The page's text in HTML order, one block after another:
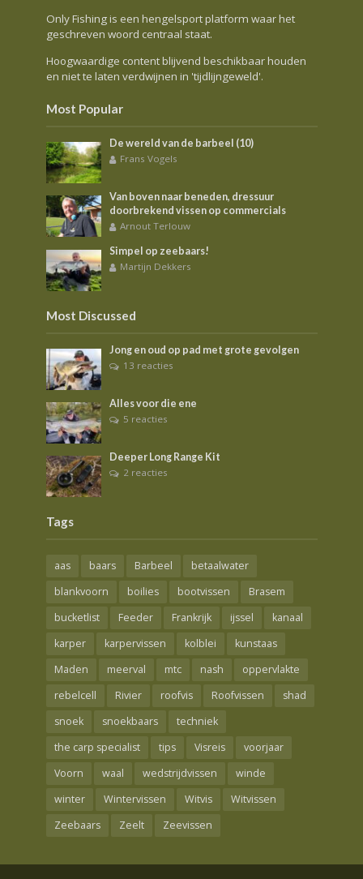
Only Fishing is een hengelsport platform waar het
geschreven woord centraal staat.
Hoogwaardige content blijvend beschikbaar houden
en niet te laten verdwijnen in 'tijdlijngeweld'.
Most Popular
De wereld van de barbeel (10)
Frans Vogels
Van boven naar beneden, dressuur
doorbrekend vissen op commercials
Arnout Terlouw
Simpel op zeebaars!
Martijn Dekkers
Most Discussed
Jong en oud op pad met grote gevolgen
13 reacties
Alles voor die ene
5 reacties
Deeper Long Range Kit
2 reacties
Tags
aas baars Barbeel
betaalwater
blankvoorn
boilies bootvissen
Brasem
bucketlist
Feeder Frankrijk ijssel
kanaal
karper
karpervissen kolblei
kunstaas
Maden
meerval mtc nash
oppervlakte
rebelcell
Rivier roofvis Roofvissen
shad
snoek
snoekbaars
techniek
the carp specialist
tips Visreis
voorjaar
Voorn
waal wedstrijdvissen
winde
winter
Wintervissen Witvis
Witvissen
Zeebaars
Zeelt Zeevissen